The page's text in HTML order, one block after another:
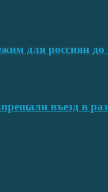
для россиян до
въезд в